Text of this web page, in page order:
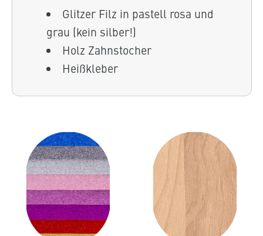
Glitzer Filz in pastell rosa und
grau (kein silber!)
Holz Zahnstocher
Heißkleber